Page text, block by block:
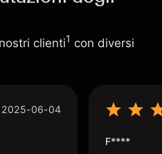
clienti1 con diversi
2025-06-04
F****